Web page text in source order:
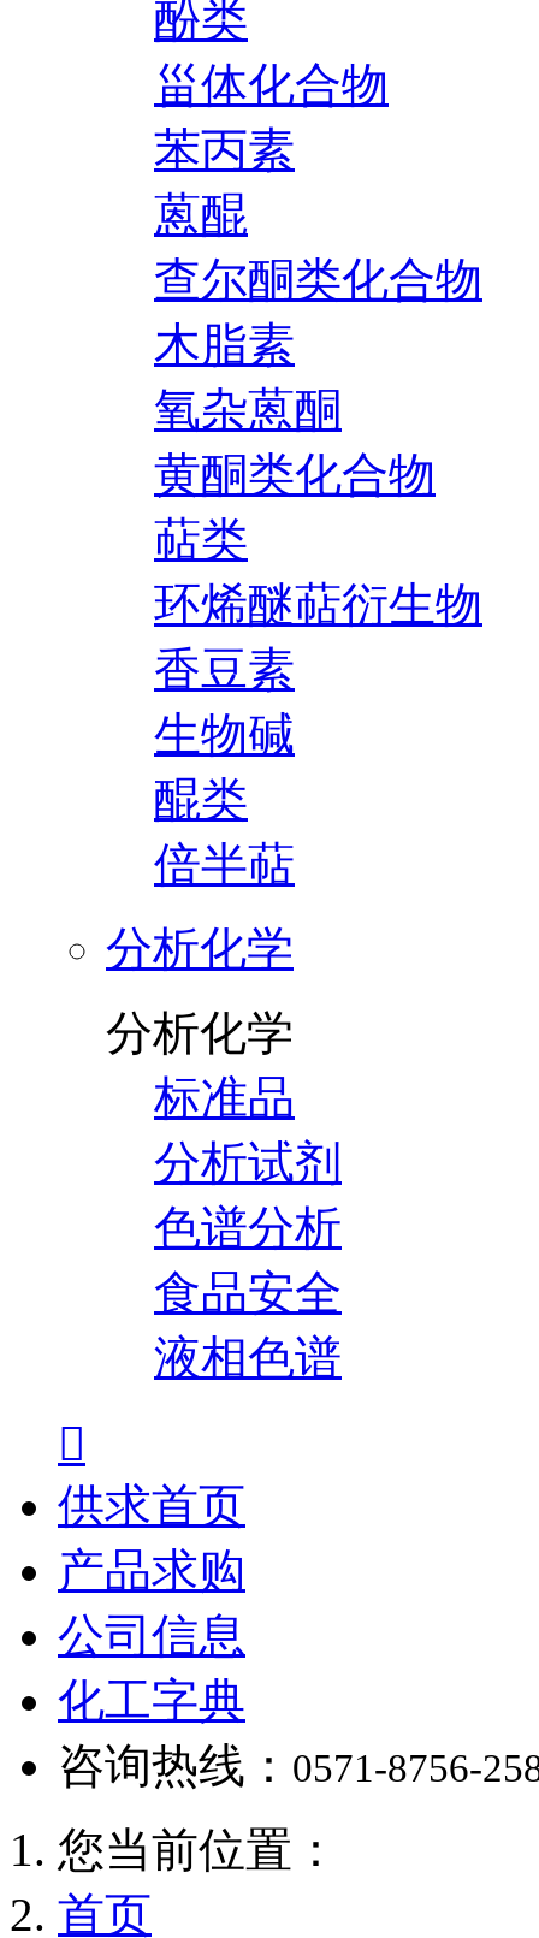
酚类
甾体化合物
苯丙素
蒽醌
查尔酮类化合物
木脂素
氧杂蒽酮
黄酮类化合物
萜类
环烯醚萜衍生物
香豆素
生物碱
醌类
倍半萜
分析化学
分析化学
标准品
分析试剂
色谱分析
食品安全
液相色谱

供求首页
产品求购
公司信息
化工字典
咨询热线： 0571-8756-
您当前位置：
首页